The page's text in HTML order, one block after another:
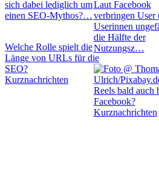
sich dabei lediglich um
einen SEO-Mythos?…
Welche Rolle spielt die
Länge von URLs für die
SEO?
Kurznachrichten
Laut Facebook
verbringen User
Userinnen
die Hälfte der
Nutzungsz…
Reels bald auch
Facebook?
Kurznachrichten